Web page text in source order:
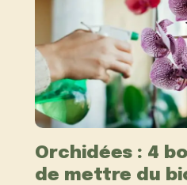
Orchidées : 4
de mettre du